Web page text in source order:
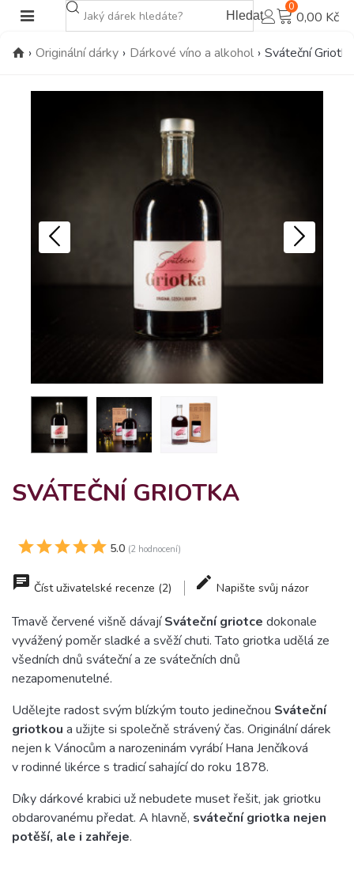
Hledat
0
0,00 Kč
› Originální dárky › Dárkové víno a alkohol › Sváteční Griotka
SVÁTEČNÍ GRIOTKA
5.0 (2 hodnocení)
Číst uživatelské recenze (2) Napište svůj názor
Tmavě červené višně dávajíSváteční griotce dokonale
vyvážený poměr sladké a svěží chuti. Tato griotka udělá ze
všedních dnů sváteční a ze svátečních dnů
nezapomenutelné.
Udělejte radost svým blízkým touto jedinečnou Sváteční
griotkou a užijte si společně strávený čas. Originální dárek
nejen k Vánocům a narozeninám vyrábí Hana Jenčíková
v rodinné likérce s tradicí sahající do roku 1878.
Díky dárkové krabici už nebudete muset řešit, jak griotku
obdarovanému předat. A hlavně, sváteční griotka nejen
potěší, ale i zahřeje.